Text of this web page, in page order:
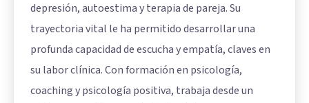
depresión, autoestima y terapia de pareja. Su
trayectoria vital le ha permitido desarrollar una
profunda capacidad de escucha y empatía, claves en
su labor clínica. Con formación en psicología,
coaching y psicología positiva, trabaja desde un